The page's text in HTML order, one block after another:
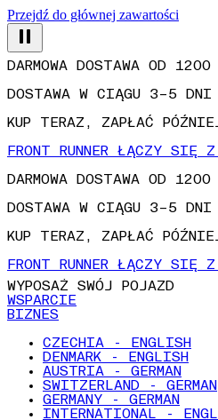
Przejdź do głównej zawartości
DARMOWA DOSTAWA OD
DOSTAWA W CIĄGU 3–5 DNI
KUP TERAZ, ZAPŁAĆ
FRONT RUNNER ŁĄCZY SIĘ
DARMOWA DOSTAWA OD
DOSTAWA W CIĄGU 3–5 DNI
KUP TERAZ, ZAPŁAĆ
FRONT RUNNER ŁĄCZY SIĘ
WYPOSAŻ SWÓJ POJAZD
WSPARCIE
BIZNES
CZECHIA - ENGLISH
DENMARK - ENGLISH
AUSTRIA - GERMAN
SWITZERLAND - GERMAN
GERMANY - GERMAN
INTERNATIONAL -